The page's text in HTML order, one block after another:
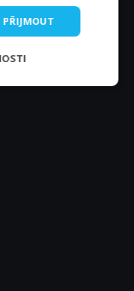
PŘIJMOUT